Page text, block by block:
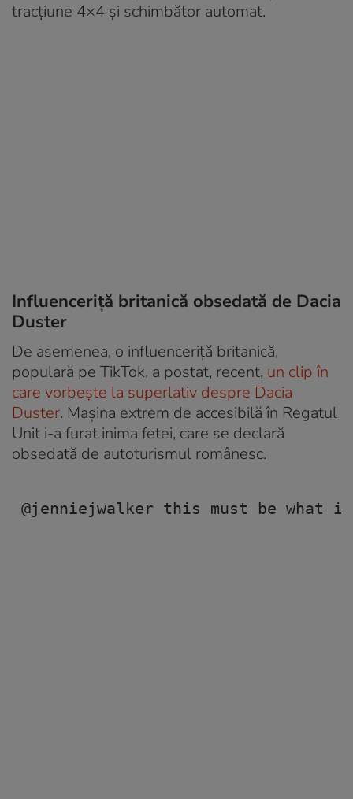
tracțiune 4×4 și schimbător automat.
Influenceriță britanică obsedată de Dacia
Duster
De asemenea, o influenceriță britanică,
populară pe TikTok, a postat, recent, un clip în
care vorbește la superlativ despre Dacia
Duster. Mașina extrem de accesibilă în Regatul
Unit i-a furat inima fetei, care se declară
obsedată de autoturismul românesc.
@jenniejwalker this must be what